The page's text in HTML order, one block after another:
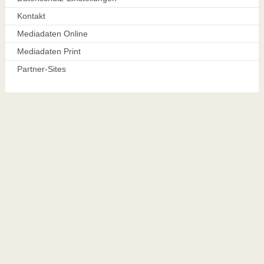
Kontakt
Mediadaten Online
Mediadaten Print
Partner-Sites